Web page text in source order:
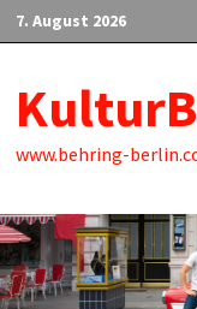
Zum
Inhalt
7. August 2026
www.behring-